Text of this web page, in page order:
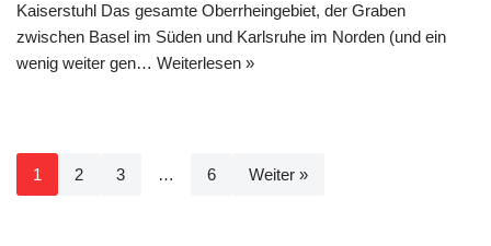
Kaiserstuhl Das gesamte Oberrheingebiet, der Graben
zwischen Basel im Süden und Karlsruhe im Norden (und ein
wenig weiter gen… Weiterlesen »
1 2 3 … 6 Weiter »